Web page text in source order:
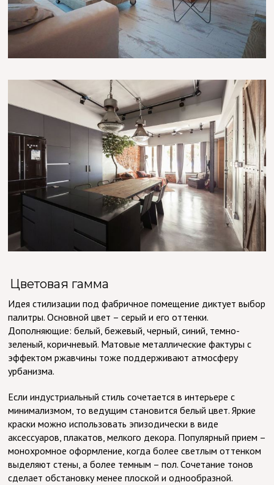
Цветовая гамма
Идея стилизации под фабричное помещение диктует выбор
палитры. Основной цвет – серый и его оттенки.
Дополняющие: белый, бежевый, черный, синий, темно-
зеленый, коричневый. Матовые металлические фактуры с
эффектом ржавчины тоже поддерживают атмосферу
урбанизма.
Если индустриальный стиль сочетается в интерьере с
минимализмом, то ведущим становится белый цвет. Яркие
краски можно использовать эпизодически в виде
аксессуаров, плакатов, мелкого декора. Популярный прием –
монохромное оформление, когда более светлым оттенком
выделяют стены, а более темным – пол. Сочетание тонов
сделает обстановку менее плоской и однообразной.